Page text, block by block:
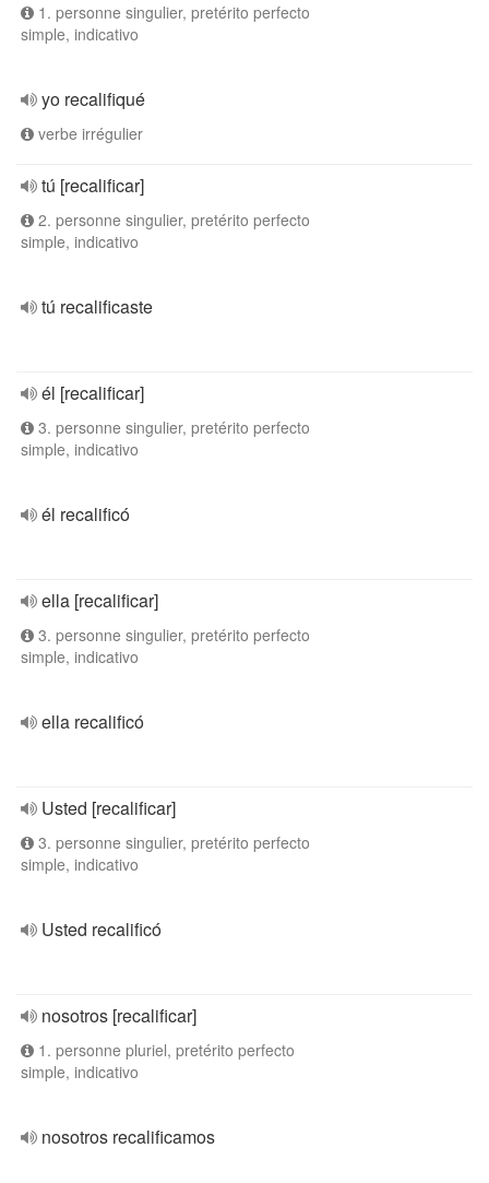
1. personne singulier, pretérito perfecto
simple, indicativo
yo recalifiqué
verbe irrégulier
tú [recalificar]
2. personne singulier, pretérito perfecto
simple, indicativo
tú recalificaste
él [recalificar]
3. personne singulier, pretérito perfecto
simple, indicativo
él recalificó
ella [recalificar]
3. personne singulier, pretérito perfecto
simple, indicativo
ella recalificó
Usted [recalificar]
3. personne singulier, pretérito perfecto
simple, indicativo
Usted recalificó
nosotros [recalificar]
1. personne pluriel, pretérito perfecto
simple, indicativo
nosotros recalificamos